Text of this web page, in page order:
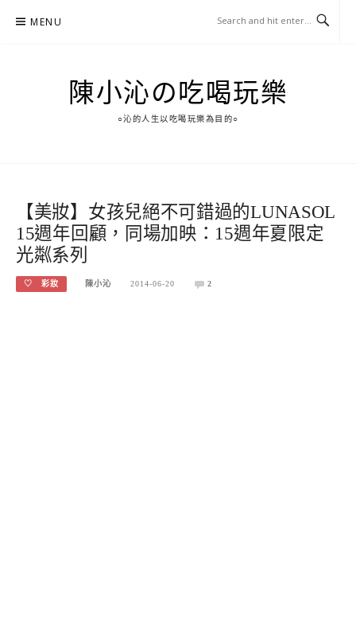
MENU
陳小沁の吃喝玩樂
○沁的人生以吃喝玩樂為目的○
【美妝】女孩兒絕不可錯過的LUNASOL
15週年回顧，同場加映：15週年夏限定
光粼系列
♡ 彩妝 陳小沁 2014-06-20 2